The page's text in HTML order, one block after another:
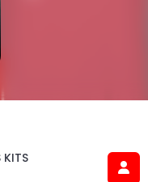
KITS